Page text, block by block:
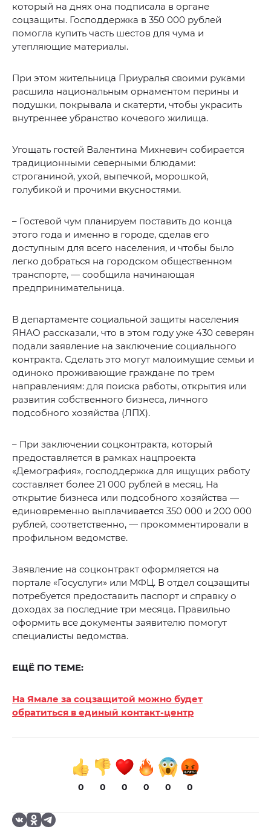
который на днях она подписала в органе
соцзащиты. Господдержка в 350 000 рублей
помогла купить часть шестов для чума и
утепляющие материалы.
При этом жительница Приуралья своими руками
расшила национальным орнаментом перины и
подушки, покрывала и скатерти, чтобы украсить
внутреннее убранство кочевого жилища.
Угощать гостей Валентина Михневич собирается
традиционными северными блюдами:
строганиной, ухой, выпечкой, морошкой,
голубикой и прочими вкусностями.
– Гостевой чум планируем поставить до конца
этого года и именно в городе, сделав его
доступным для всего населения, и чтобы было
легко добраться на городском общественном
транспорте, — сообщила начинающая
предпринимательница.
В департаменте социальной защиты населения
ЯНАО рассказали, что в этом году уже 430 северян
подали заявление на заключение социального
контракта. Сделать это могут малоимущие семьи и
одиноко проживающие граждане по трем
направлениям: для поиска работы, открытия или
развития собственного бизнеса, личного
подсобного хозяйства (ЛПХ).
– При заключении соцконтракта, который
предоставляется в рамках нацпроекта
«Демография», господдержка для ищущих работу
составляет более 21 000 рублей в месяц. На
открытие бизнеса или подсобного хозяйства —
единовременно выплачивается 350 000 и 200 000
рублей, соответственно, — прокомментировали в
профильном ведомстве.
Заявление на соцконтракт оформляется на
портале «Госуслуги» или МФЦ. В отдел соцзащиты
потребуется предоставить паспорт и справку о
доходах за последние три месяца. Правильно
оформить все документы заявителю помогут
специалисты ведомства.
ЕЩЁ ПО ТЕМЕ:
На Ямале за соцзащитой можно будет
обратиться в единый контакт-центр
0 0 0 0 0 0